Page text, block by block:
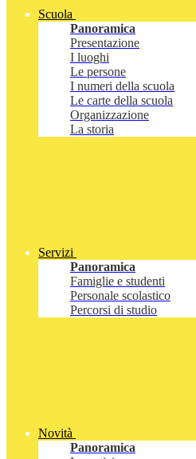
Scuola
Panoramica
Presentazione
I luoghi
Le persone
I numeri della scuola
Le carte della scuola
Organizzazione
La storia
Servizi
Panoramica
Famiglie e studenti
Personale scolastico
Percorsi di studio
Novità
Panoramica